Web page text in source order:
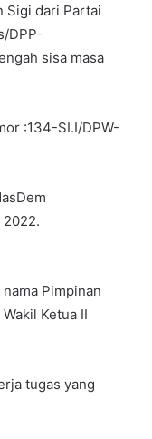
Sigi dari Partai
DPP-
sisa masa
:134-SI.I/DPW-
2022.
Pimpinan
Ketua II
tugas yang